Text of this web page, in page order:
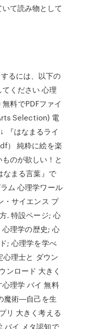
て読み物として
るには、以下の
ください 心理
料でPDFファイ
Selection) 電
『はなまるライ
） 純粋に絵を楽
のが欲しい！と
なまる言葉』で
ム 心理学ワール
・サイエンス プ
. 特設ページ; 心
理学の歴史; 心
; 心理学を学べ
心理士と ダウン
ンロード 大きく
理学 バイ 無料
魔術―自己を生
リ 大きく考える
バイ メタ認知で